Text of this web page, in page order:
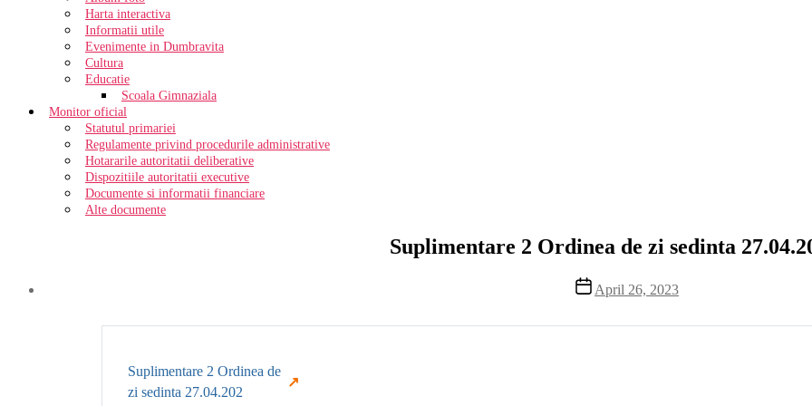
Harta interactiva
Informatii utile
Evenimente in Dumbravita
Cultura
Educatie
Scoala Gimnaziala
Monitor oficial
Statutul primariei
Regulamente privind procedurile administrative
Hotararile autoritatii deliberative
Dispozitiile autoritatii executive
Documente si informatii financiare
Alte documente
Suplimentare 2 Ordinea de zi sedinta
Post
date
April 26, 2023
Suplimentare 2 Ordinea de
zi sedinta 27.04.202